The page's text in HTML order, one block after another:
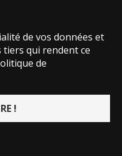
de vos données et
tiers qui rendent ce
de